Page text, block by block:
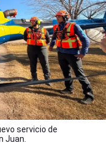
servicio de
Juan.